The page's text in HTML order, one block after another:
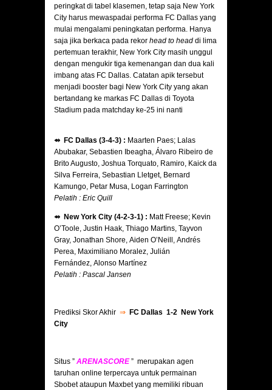
peringkat di tabel klasemen, tetap saja New York
City harus mewaspadai performa FC Dallas yang
mulai mengalami peningkatan performa. Hanya
saja jika berkaca pada rekor head to head di lima
pertemuan terakhir, New York City masih unggul
dengan mengukir tiga kemenangan dan dua kali
imbang atas FC Dallas. Catatan apik tersebut
menjadi booster bagi New York City yang akan
bertandang ke markas FC Dallas di Toyota
Stadium pada matchday ke-25 ini nanti
⇴ FC Dallas (3-4-3) : Maarten Paes; Lalas
Abubakar, Sebastien Ibeagha, Álvaro Ribeiro de
Brito Augusto, Joshua Torquato, Ramiro, Kaick da
Silva Ferreira, Sebastian Lletget, Bernard
Kamungo, Petar Musa, Logan Farrington
Pelatih : Eric Quill
⇴ New York City (4-2-3-1) : Matt Freese; Kevin
O’Toole, Justin Haak, Thiago Martins, Tayvon
Gray, Jonathan Shore, Aiden O’Neill, Andrés
Perea, Maximiliano Moralez, Julián
Fernández, Alonso Martínez
Pelatih : Pascal Jansen
Prediksi Skor Akhir ⇒ FC Dallas 1-2 New York
City
Situs ” ARENASCORE” merupakan agen
taruhan online terpercaya untuk permainan
Sbobet ataupun Maxbet yang memiliki ribuan